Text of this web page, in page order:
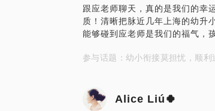
跟应老师聊天，真的是我们的幸
质！清晰把脉近几年上海的幼升
能够碰到应老师是我们的福气，
参与话题：幼小衔接莫担忧，顺利
Alice Liú🍀